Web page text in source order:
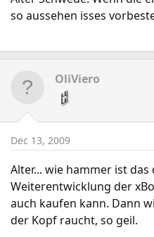
so aussehen isses
OliViero
Dec 13, 2009
Alter... wie hammer ist
Weiterentwicklung der
auch kaufen kann. Dann
der Kopf raucht, so geil.